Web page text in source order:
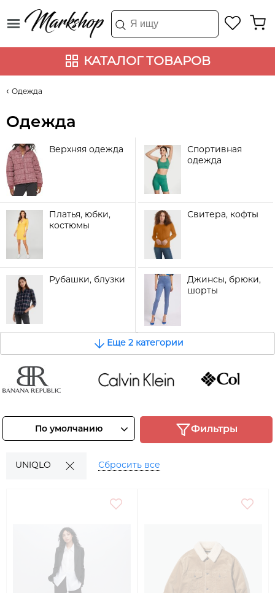
КАТАЛОГ ТОВАРОВ
Одежда
Одежда
Верхняя одежда
Спортивная
одежда
Платья, юбки,
костюмы
Свитера, кофты
Рубашки, блузки
Джинсы, брюки,
шорты
Еще 2 категории
Смотреть
Смотреть
товары
По умолчанию Фильтры
UNIQLO Сбросить все